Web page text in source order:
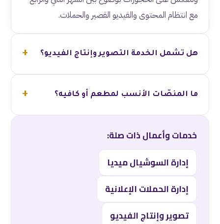
مع انتظام المحتوى والفيديو القصير والحملات.
هل تشمل الخدمة التصوير وإنتاج الفيديو؟
ما المنصّات الأنسب لمطعم أو كافيه؟
خدمات وأعمال ذات صلة:
إدارة السوشيال ميديا
إدارة الحملات الإعلانية
تصوير وإنتاج الفيديو